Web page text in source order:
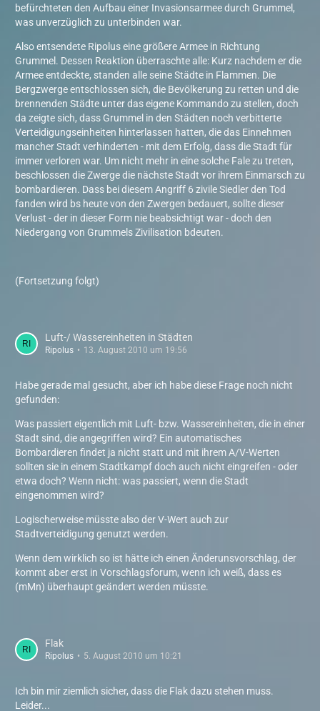
befürchteten den Aufbau einer Invasionsarmee durch Grummel,
was unverzüglich zu unterbinden war.
Also entsendete Ripolus eine größere Armee in Richtung
Grummel. Dessen Reaktion überraschte alle: Kurz nachdem er die
Armee entdeckte, standen alle seine Städte in Flammen. Die
Bergzwerge entschlossen sich, die Bevölkerung zu retten und die
brennenden Städte unter das eigene Kommando zu stellen, doch
da zeigte sich, dass Grummel in den Städten noch verbitterte
Verteidigungseinheiten hinterlassen hatten, die das Einnehmen
mancher Stadt verhinderten - mit dem Erfolg, dass die Stadt für
immer verloren war. Um nicht mehr in eine solche Fale zu treten,
beschlossen die Zwerge die nächste Stadt vor ihrem Einmarsch zu
bombardieren. Dass bei diesem Angriff 6 zivile Siedler den Tod
fanden wird bs heute von den Zwergen bedauert, sollte dieser
Verlust - der in dieser Form nie beabsichtigt war - doch den
Niedergang von Grummels Zivilisation bdeuten.
(Fortsetzung folgt)
Luft-/ Wassereinheiten in Städten
Ripolus 13. August 2010 um 19:56
Habe gerade mal gesucht, aber ich habe diese Frage noch nicht
gefunden:
Was passiert eigentlich mit Luft- bzw. Wassereinheiten, die in einer
Stadt sind, die angegriffen wird? Ein automatisches
Bombardieren findet ja nicht statt und mit ihrem A/V-Werten
sollten sie in einem Stadtkampf doch auch nicht eingreifen - oder
etwa doch? Wenn nicht: was passiert, wenn die Stadt
eingenommen wird?
Logischerweise müsste also der V-Wert auch zur
Stadtverteidigung genutzt werden.
Wenn dem wirklich so ist hätte ich einen Änderunsvorschlag, der
kommt aber erst in Vorschlagsforum, wenn ich weiß, dass es
(mMn) überhaupt geändert werden müsste.
Flak
Ripolus 5. August 2010 um 10:21
Ich bin mir ziemlich sicher, dass die Flak dazu stehen muss.
Leider...